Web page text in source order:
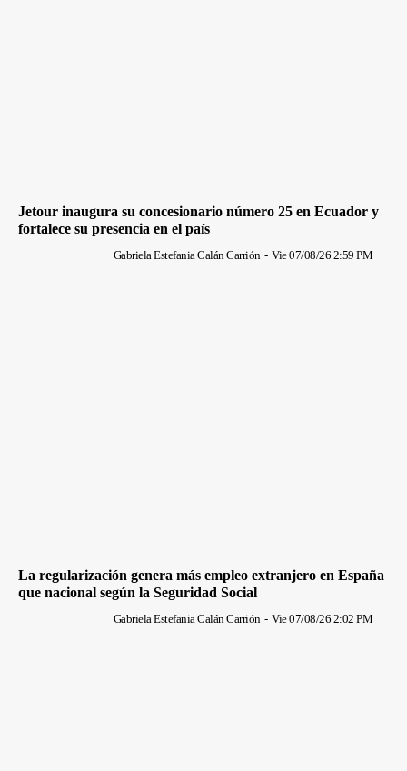
Jetour inaugura su concesionario número 25 en Ecuador y
fortalece su presencia en el país
Gabriela Estefania Calán Carrión - Vie 07/08/26 2:59 PM
La regularización genera más empleo extranjero en España
que nacional según la Seguridad Social
Gabriela Estefania Calán Carrión - Vie 07/08/26 2:02 PM